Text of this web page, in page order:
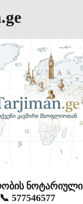
ნოტარიული
577546577